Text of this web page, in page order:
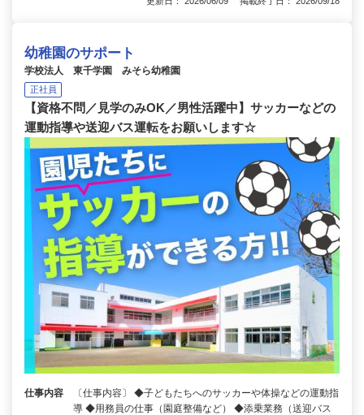
幼稚園のサポート
学校法人 東千学園 みそら幼稚園
正社員
【資格不問／見学のみOK／男性活躍中】サッカーなどの
運動指導や送迎バス運転をお願いします☆
仕事内容
〔仕事内容〕 ◆子どもたちへのサッカーや体操などの運動指
導 ◆用務員の仕事（園庭整備など） ◆添乗業務（送迎バス